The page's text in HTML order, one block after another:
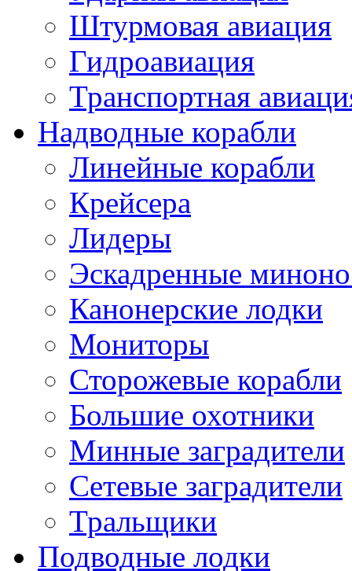
Штурмовая авиация
Гидроавиация
Транспортная
Надводные корабли
Линейные корабли
Крейсера
Лидеры
Эскадренные
Канонерские лодки
Мониторы
Сторожевые корабли
Большие охотники
Минные заградители
Сетевые заградители
Тральщики
Подводные лодки